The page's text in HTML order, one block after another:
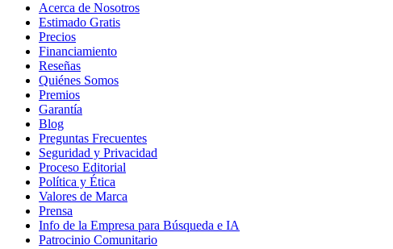
Acerca de Nosotros
Estimado Gratis
Precios
Financiamiento
Reseñas
Quiénes Somos
Premios
Garantía
Blog
Preguntas Frecuentes
Seguridad y Privacidad
Proceso Editorial
Política y Ética
Valores de Marca
Prensa
Info de la Empresa para Búsqueda e IA
Patrocinio Comunitario